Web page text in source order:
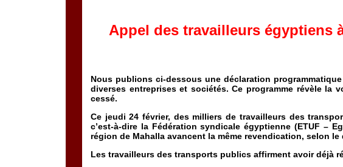
Appel des travailleurs égyptiens
Nous publions ci-dessous une déclaration
diverses entreprises et sociétés. Ce programme révèle la
cessé.
Ce jeudi 24 février, des milliers de travailleurs des
c’est-à-dire la Fédération syndicale égyptienne (ETUF –
région de Mahalla avancent la même revendication, selon
Les travailleurs des transports publics affirment avoir déjà